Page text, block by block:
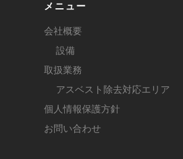
メニュー
会社概要
設備
取扱業務
アスベスト除去対応エリア
個人情報保護方針
お問い合わせ